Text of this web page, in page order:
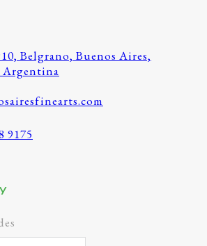
Belgrano, Buenos Aires,
Argentina
9175